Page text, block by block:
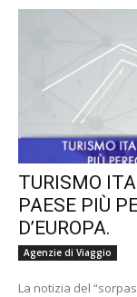
TURISMO
PAESE PIÙ
D’EUROPA.
Agenzie di Viaggio
La notizia del